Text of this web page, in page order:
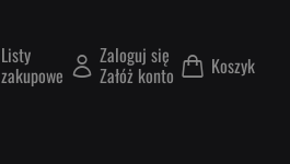
Listy
zakupowe
Zaloguj się
Załóż konto Koszyk